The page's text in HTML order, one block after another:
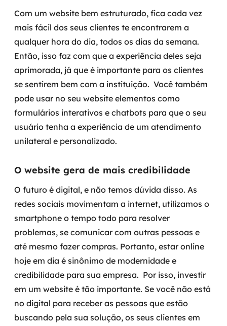
Com um website bem estruturado, fica cada vez
mais fácil dos seus clientes te encontrarem a
qualquer hora do dia, todos os dias da semana.
Então, isso faz com que a experiência deles seja
aprimorada, já que é importante para os clientes
se sentirem bem com a instituição. Você também
pode usar no seu website elementos como
formulários interativos e chatbots para que o seu
usuário tenha a experiência de um atendimento
unilateral e personalizado.
O website gera de mais credibilidade
O futuro é digital, e não temos dúvida disso. As
redes sociais movimentam a internet, utilizamos o
smartphone o tempo todo para resolver
problemas, se comunicar com outras pessoas e
até mesmo fazer compras. Portanto, estar online
hoje em dia é sinônimo de modernidade e
credibilidade para sua empresa. Por isso, investir
em um website é tão importante. Se você não está
no digital para receber as pessoas que estão
buscando pela sua solução, os seus clientes em